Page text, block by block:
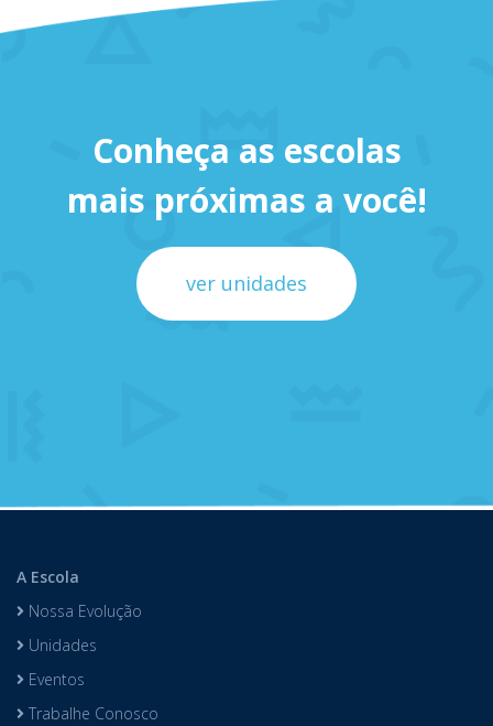
Conheça as escolas
mais próximas a você!
ver unidades
A Escola
Nossa Evolução
Unidades
Eventos
Trabalhe Conosco